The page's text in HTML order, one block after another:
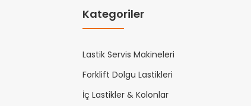
Kategoriler
Lastik Servis Makineleri
Forklift Dolgu Lastikleri
İç Lastikler & Kolonlar